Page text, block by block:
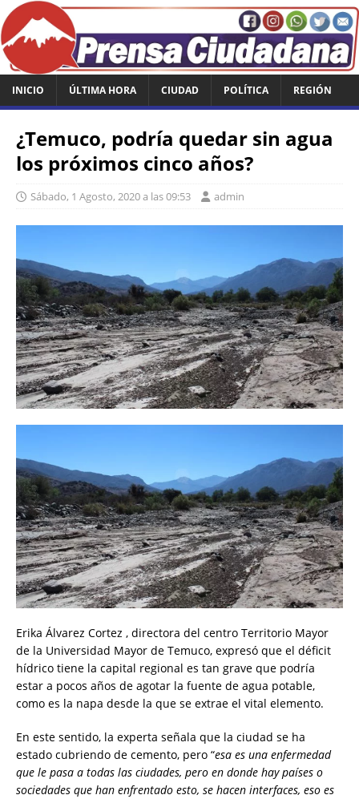
INICIO ÚLTIMA HORA CIUDAD POLÍTICA REGIÓN
¿Temuco, podría quedar sin agua
los próximos cinco años?
Sábado, 1 Agosto, 2020 a las 09:53 admin
Erika Álvarez Cortez , directora del centro Territorio Mayor
de la Universidad Mayor de Temuco, expresó que el déficit
hídrico tiene la capital regional es tan grave que podría
estar a pocos años de agotar la fuente de agua potable,
como es la napa desde la que se extrae el vital elemento.
En este sentido, la experta señala que la ciudad se ha
estado cubriendo de cemento, pero “esa es una enfermedad
que le pasa a todas las ciudades, pero en donde hay países o
sociedades que han enfrentado esto, se hacen interfaces, eso es